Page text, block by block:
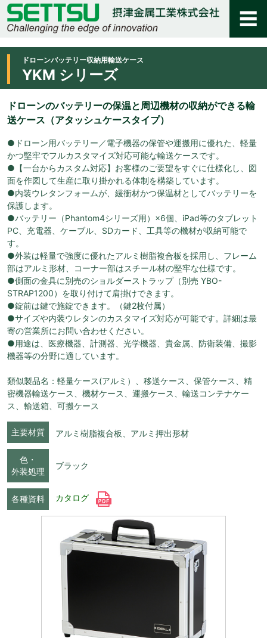
ドローンバッテリー収納用輸送ケース
YKM シリーズ
ドローンのバッテリーの保温と周辺機材の収納ができる輸
送ケース（アタッシュケースタイプ）
●ドローン用バッテリー／電子機器の保管や運搬用に優れた、軽量
かつ堅牢でフルカスタマイズ対応可能な輸送ケースです。
●【一台からカスタム対応】お客様のご要望をすぐに仕様化し、図
面を作図して生産に取り掛かれる体制を構築しています。
●内装ウレタンフォームが、緩衝材かつ保温材としてバッテリーを
保護します。
●バッテリー（Phantom4シリーズ用）×6個、iPad等のタブレット
PC、充電器、ケーブル、SDカード、工具等の機材が収納可能で
す。
●外装は軽量で強度に優れたアルミ樹脂複合板を採用し、フレーム
部はアルミ形材、コーナー部はスチール材の堅牢な仕様です。
●側面の金具に別売のショルダーストラップ（別売 YBO-
STRAP1200）を取り付けて肩掛けできます。
●錠前は鍵で施錠できます。（鍵2枚付属）
●サイズや内装ウレタンのカスタマイズ対応が可能です。詳細は最
寄の営業所にお問い合わせください。
●用途は、医療機器、計測器、光学機器、貴金属、防衛装備、撮影
機器等の分野に適しています。
類似製品名：軽量ケース(アルミ）、移送ケース、保管ケース、精
密機器輸送ケース、機材ケース、運搬ケース、輸送コンテナケー
ス、輸送箱、可搬ケース
主要材質 アルミ樹脂複合板、アルミ押出形材
色・
外装処理
ブラック
各種資料 カタログ